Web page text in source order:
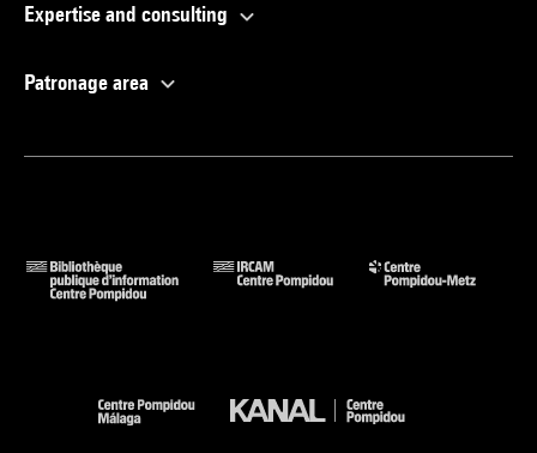
Expertise and consulting
Patronage area